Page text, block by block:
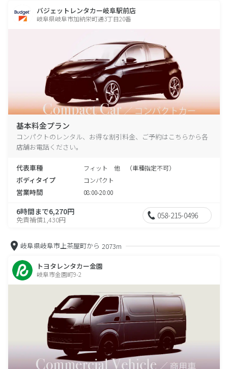
バジェットレンタカー岐阜駅前店
岐阜県岐阜市加納栄町通3丁目20番
基本料金プラン
コンパクトのレンタル、お得な割引料金、ご予約はこちらから各
店舗お電話ください。
代表車種 フィット 他 （車種指定不可）
ボディタイプ コンパクト
営業時間 08:00-20:00
6時間まで6,270円
免責補償1,430円 058-215-0496
岐阜県岐阜市上茶屋町から 2073m
トヨタレンタカー金園
岐阜市金園町9-2